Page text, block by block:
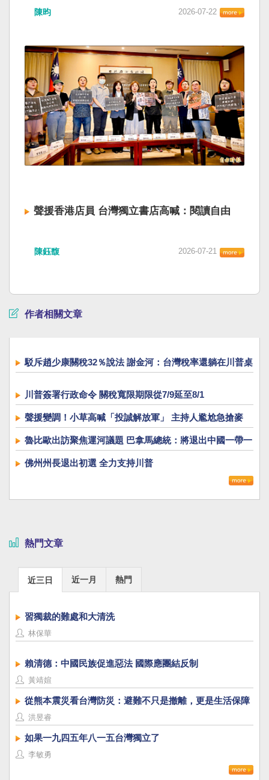
陳昀 2026-07-22
聲援香港店員 台灣獨立書店高喊：閱讀自由
陳鈺馥 2026-07-21
作者相關文章
駁斥趙少康關稅32％說法 謝金河：台灣稅率還躺在川普桌
上！
川普簽署行政命令 關稅寬限期限從7/9延至8/1
聲援變調！小草高喊「投誠解放軍」 主持人尷尬急搶麥
魯比歐出訪聚焦運河議題 巴拿馬總統：將退出中國一帶一
路
佛州州長退出初選 全力支持川普
熱門文章
近三日 近一月 熱門
習獨裁的難處和大清洗
林保華
賴清德：中國民族促進惡法 國際應團結反制
黃靖媗
從熊本震災看台灣防災：避難不只是撤離，更是生活保障
洪昱睿
如果一九四五年八一五台灣獨立了
李敏勇